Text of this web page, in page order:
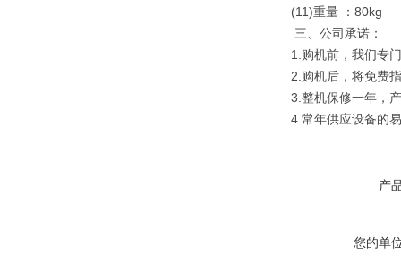
(11)重量 ：80kg
三、公司承诺：
1.购机前，我们专
2.购机后，将免费
3.整机保修一年，
4.常年供应设备的
产
您的单